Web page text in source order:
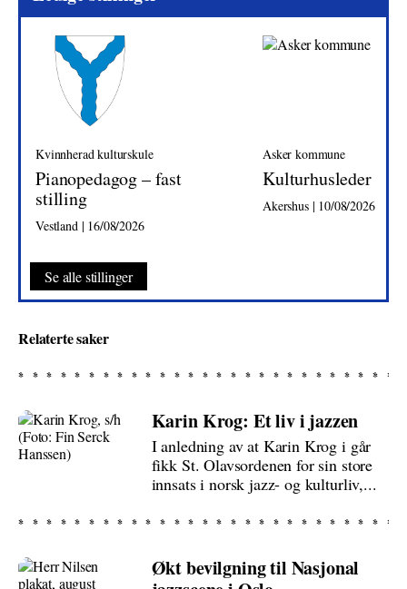
Kvinnherad kulturskule
Pianopedagog – fast
stilling
Vestland | 16/08/2026
Asker kommune
Kulturhusleder
Akershus | 10/08/2026
Se alle stillinger
Relaterte saker
Karin Krog: Et liv i jazzen
I anledning av at Karin Krog i går
fikk St. Olavsordenen for sin store
innsats i norsk jazz- og kulturliv,...
Økt bevilgning til Nasjonal